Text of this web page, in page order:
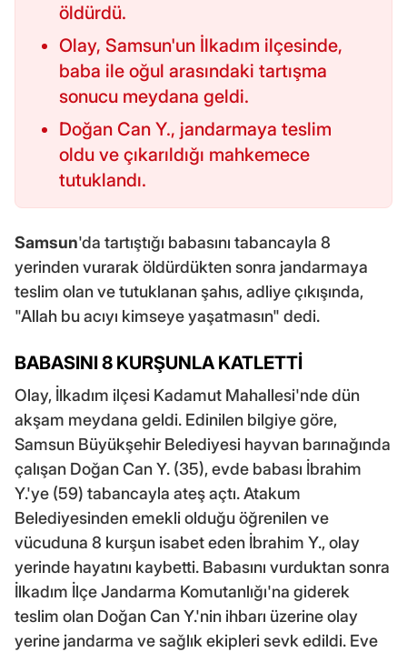
öldürdü.
Olay, Samsun'un İlkadım ilçesinde,
baba ile oğul arasındaki tartışma
sonucu meydana geldi.
Doğan Can Y., jandarmaya teslim
oldu ve çıkarıldığı mahkemece
tutuklandı.
Samsun'da tartıştığı babasını tabancayla 8
yerinden vurarak öldürdükten sonra jandarmaya
teslim olan ve tutuklanan şahıs, adliye çıkışında,
"Allah bu acıyı kimseye yaşatmasın" dedi.
BABASINI 8 KURŞUNLA KATLETTİ
Olay, İlkadım ilçesi Kadamut Mahallesi'nde dün
akşam meydana geldi. Edinilen bilgiye göre,
Samsun Büyükşehir Belediyesi hayvan barınağında
çalışan Doğan Can Y. (35), evde babası İbrahim
Y.'ye (59) tabancayla ateş açtı. Atakum
Belediyesinden emekli olduğu öğrenilen ve
vücuduna 8 kurşun isabet eden İbrahim Y., olay
yerinde hayatını kaybetti. Babasını vurduktan sonra
İlkadım İlçe Jandarma Komutanlığı'na giderek
teslim olan Doğan Can Y.'nin ihbarı üzerine olay
yerine jandarma ve sağlık ekipleri sevk edildi. Eve